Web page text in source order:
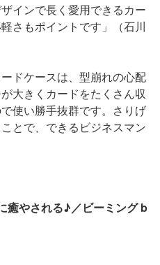
インで長く愛用できるカー
さもポイントです」（石川
ドケースは、型崩れの心配
大きくカードをたくさん収
使い勝手抜群です。さりげ
とで、できるビジネスマン
癒やされる♪／ビーミング b